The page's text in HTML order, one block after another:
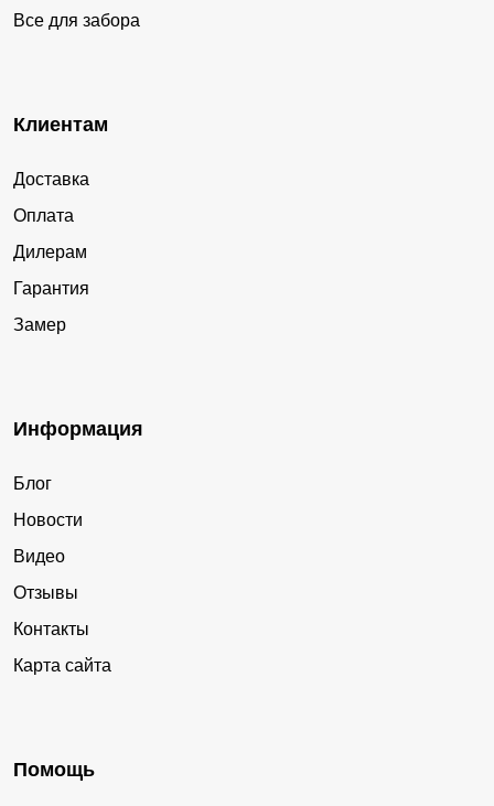
Все для забора
Клиентам
Доставка
Оплата
Дилерам
Гарантия
Замер
Информация
Блог
Новости
Видео
Отзывы
Контакты
Карта сайта
Помощь